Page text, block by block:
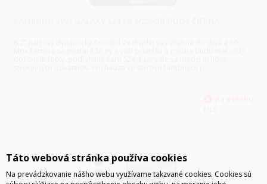
Táto webová stránka používa cookies
Na prevádzkovanie nášho webu využívame takzvané cookies. Cookies sú